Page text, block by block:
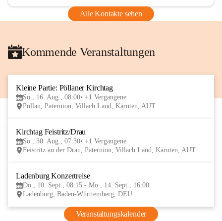
Alle Kontakte sehen
Kommende Veranstaltungen
Kleine Partie: Pöllaner Kirchtag
So., 16. Aug., 08:00 +1 Vergangene
Pöllan, Paternion, Villach Land, Kärnten, AUT
Kirchtag Feistritz/Drau
So., 30. Aug., 07:30 +1 Vergangene
Feistritz an der Drau, Paternion, Villach Land, Kärnten, AUT
Ladenburg Konzertreise
Do., 10. Sept., 08:15 - Mo., 14. Sept., 16:00
Ladenburg, Baden-Württemberg, DEU
Veranstaltungskalender